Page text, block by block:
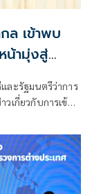
ล เข้าพบ
น้ามุ่งสู่
ละรัฐมนตรีว่าการ
เกี่ยวกับการเข้า
ยหลังการประชุม
ะเทศอ